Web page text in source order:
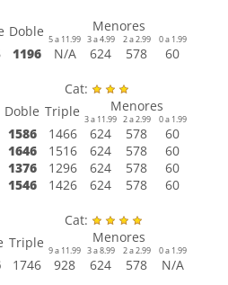
Doble Menores
5 a 11.99 3 a 4.99 2 a 2.99 0 a 1.99
1196 N/A 624 578 60
Cat:
Doble Triple Menores
3 a 11.99 2 a 2.99 0 a 1.99
1586 1466 624 578
60
1646 1516 624 578
60
1376 1296 624 578
60
1546 1426 624 578 60
Cat:
Triple Menores
9 a 11.99 3 a 8.99 2 a 2.99 0 a 1.99
1746 928 624 578 N/A